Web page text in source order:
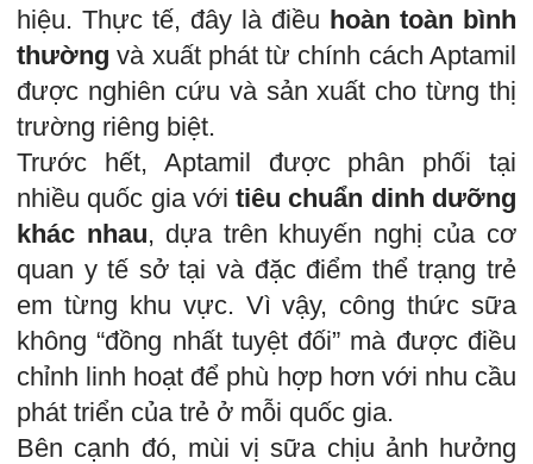
hiệu. Thực tế, đây là điều hoàn toàn bình
thườngvà xuất phát từ chính cách Aptamil
được nghiên cứu và sản xuất cho từng thị
trường riêng biệt.
Trước hết, Aptamil được phân phối tại
nhiều quốc gia vớitiêu chuẩn dinh dưỡng
khác nhau, dựa trên khuyến nghị của cơ
quan y tế sở tại và đặc điểm thể trạng trẻ
em từng khu vực. Vì vậy, công thức sữa
không “đồng nhất tuyệt đối” mà được điều
chỉnh linh hoạt để phù hợp hơn với nhu cầu
phát triển của trẻ ở mỗi quốc gia.
Bên cạnh đó, mùi vị sữa chịu ảnh hưởng